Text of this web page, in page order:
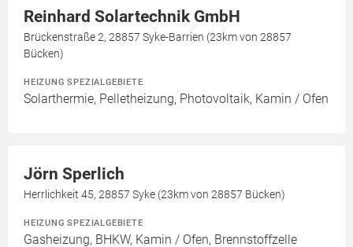
Reinhard Solartechnik GmbH
Brückenstraße 2, 28857 Syke-Barrien (23km von 28857
Bücken)
HEIZUNG SPEZIALGEBIETE
Solarthermie, Pelletheizung, Photovoltaik, Kamin / Ofen
Jörn Sperlich
Herrlichkeit 45, 28857 Syke (23km von 28857 Bücken)
HEIZUNG SPEZIALGEBIETE
Gasheizung, BHKW, Kamin / Ofen, Brennstoffzelle